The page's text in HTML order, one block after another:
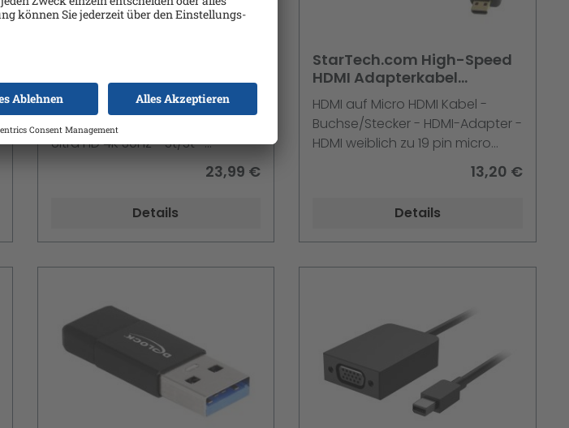
auf HDMI Kabel 3m DP zu
HDMI Adapter mit Kabel
Ultra HD 4K 30Hz
DisplayPort auf HDMI Kabel - 3m
- DP zu HDMI Adapter mit Kabel -
Ultra HD 4K 30Hz - St/St -
Videokabel - DisplayPort (M) bis
23,99 €
Details
StarTech.com High-Speed
HDMI Adapterkabel
12cmHDMI auf Micro HDMI
Kabel Buchse/Stecker
HDMI auf Micro HDMI Kabel -
Buchse/Stecker - HDMI-Adapter -
HDMI weiblich zu 19 pin micro
HDMI Type D männlich - 1.2 cm -
abgeschirmt - Schwarz - für P/N:
13,20 €
Details